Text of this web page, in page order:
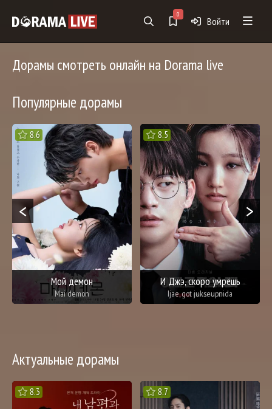
0
Войти
Дорамы смотреть онлайн на Dorama live
Популярные дорамы
8.6
Мой демон
Mai demon
8.5
И Джэ, скоро умрёшь
Ijae, got jukseupnida
< >
Актуальные дорамы
8.3 8.7